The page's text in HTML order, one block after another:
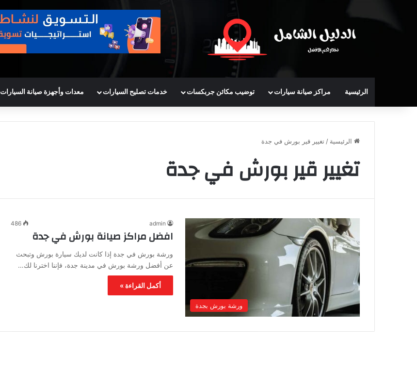
الرئيسية مراكز صيانة سيارات توضيب مكائن جربكسات خدمات تصليح السيارات معدات وأجهزة صيانة السيارات
الرئيسية /تغيير قير بورش في جدة
تغيير قير بورش في جدة
ورشة بورش بجدة
admin
486
افضل مراكز صيانة بورش في جدة
ورشة بورش في جدة إذا كانت لديك سيارة بورش وتبحث
عن أفضل ورشة بورش في مدينة جدة، فإننا اخترنا لك…
أكمل القراءة »